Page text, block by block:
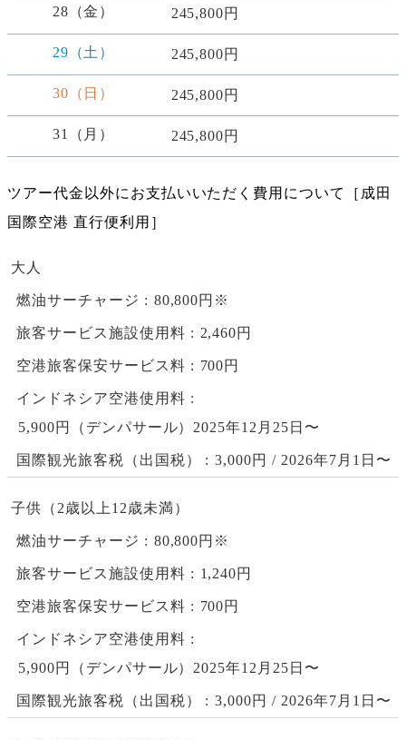
28（金） 245,800円
29（土） 245,800円
30（日） 245,800円
31（月） 245,800円
ツアー代金以外にお支払いいただく費用について［成田
国際空港 直行便利用］
大人
燃油サーチャージ 80,800円※
旅客サービス施設使用料 2,460円
空港旅客保安サービス料 700円
インドネシア空港使用料
5,900円（デンパサール）2025年12月25日〜
国際観光旅客税（出国税） 3,000円 / 2026年7月1日〜
子供（2歳以上12歳未満）
燃油サーチャージ 80,800円※
旅客サービス施設使用料 1,240円
空港旅客保安サービス料 700円
インドネシア空港使用料
5,900円（デンパサール）2025年12月25日〜
国際観光旅客税（出国税） 3,000円 / 2026年7月1日〜